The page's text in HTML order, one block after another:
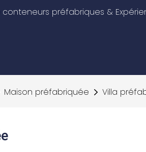
préfabriques &
Maison préfabriquée Villa